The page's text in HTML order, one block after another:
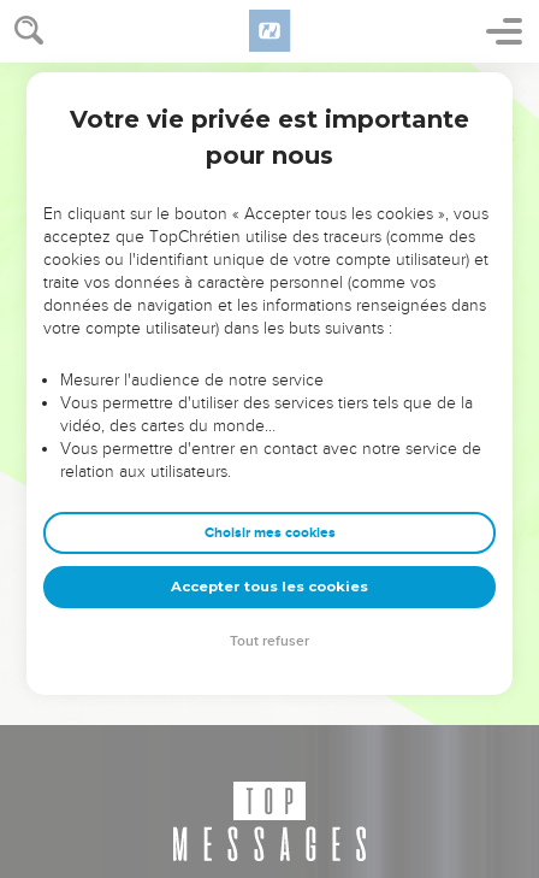
NE MANQUEZ PAS L’ÉVÉNEMENT
DE L’ANNÉE !
ET SI LEURS ERREURS POUVAIENT VOUS ÉVITER LES
VOTRES ?
leur foi ou leur vision. Mais on voit moins les doutes, les erreurs
et les saisons difficiles qu'ils ont traversés, alors même que ce
sont elles qui les ont façonnés.
Dans cette conférence, leaders, entrepreneurs, et responsables
clés pour avancer avec plus de sagesse afin que leurs erreurs
deviennent vos tremplins. Que vous guidiez un ministère, une
équipe, un groupe ou une famille, leur expérience est faite
pour vous.
Votre vie privée est importante
pour nous
En cliquant sur le bouton « Accepter tous les cookies », vous
acceptez que TopChrétien utilise des traceurs (comme des
cookies ou l'identifiant unique de votre compte utilisateur) et
traite vos données à caractère personnel (comme vos
données de navigation et les informations renseignées dans
votre compte utilisateur) dans les buts suivants :
Mesurer l'audience de notre service
Vous permettre d'utiliser des services tiers tels que de la
vidéo, des cartes du monde…
Vous permettre d'entrer en contact avec notre service de
relation aux utilisateurs.
Choisir mes cookies
Accepter tous les cookies
Tout refuser